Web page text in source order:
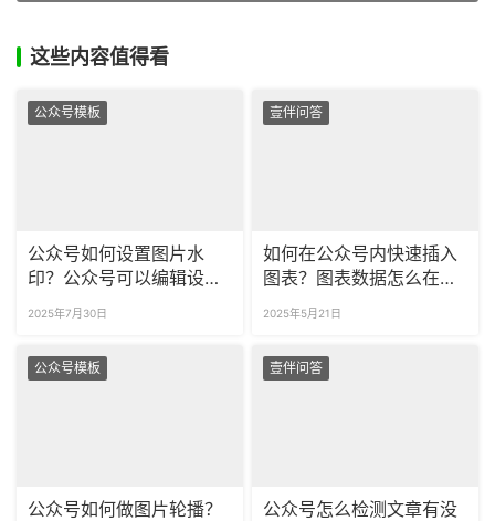
这些内容值得看
公众号模板
公众号如何设置图片水
印？公众号可以编辑设计
2025年7月30日
壹伴问答
如何在公众号内快速插入
图表？图表数据怎么在公
2025年5月21日
公众号模板
公众号如何做图片轮播？
壹伴问答
公众号怎么检测文章有没